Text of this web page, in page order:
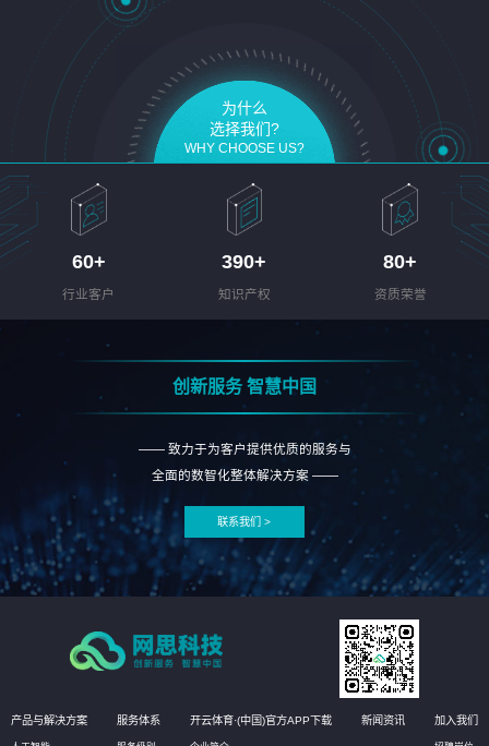
为什么
选择我们?
WHY CHOOSE US?
60+
行业客户
390+
知识产权
80+
资质荣誉
创新服务 智慧中国
—— 致力于为客户提供优质的服务与
全面的数智化整体解决方案 ——
联系我们 >
产品与解决方案 服务体系 开云体育·(中国)官方APP下载 新闻资讯 加入我们